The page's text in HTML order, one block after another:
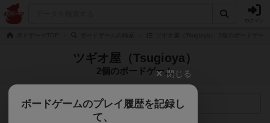
ツギオ屋（Tsugioya）
2個のボードゲーム
検索メニュー
閉じる
ボードゲームのプレイ履歴を記録し
て、